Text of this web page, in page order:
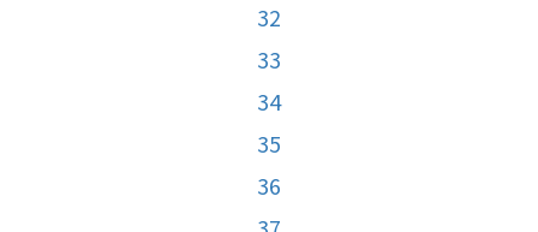
32
33
34
35
36